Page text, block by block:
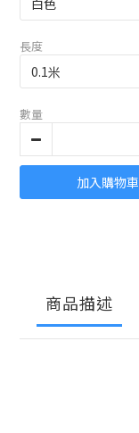
長度
數量
加入購物車
商品描述